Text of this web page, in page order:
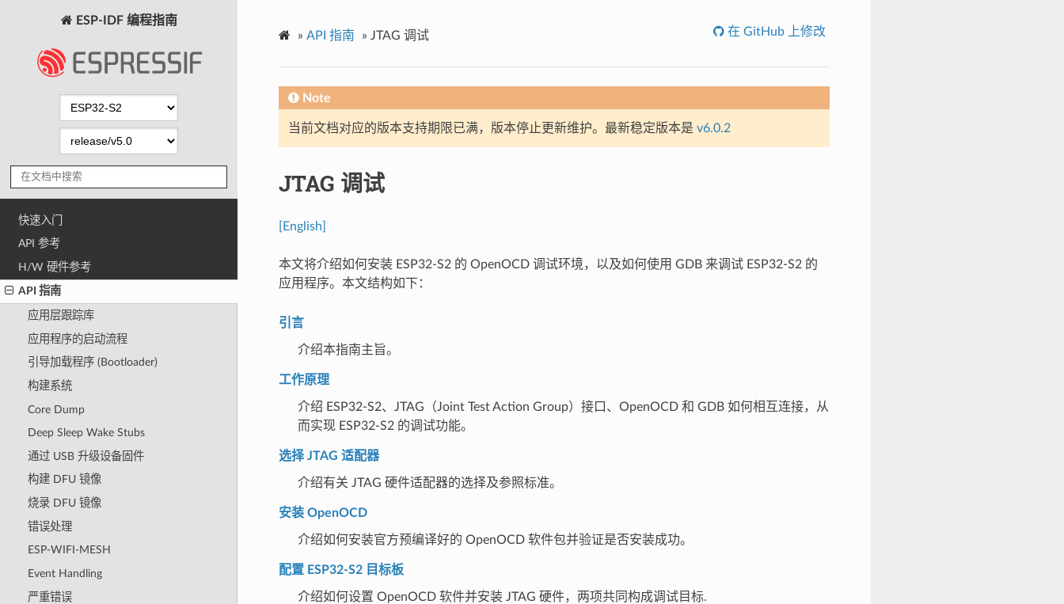
ESP-IDF 编程指南
快速入门
API 参考
H/W 硬件参考
API 指南
应用层跟踪库
应用程序的启动流程
引导加载程序 (Bootloader)
构建系统
Core Dump
Deep Sleep Wake Stubs
通过 USB 升级设备固件
构建 DFU 镜像
烧录 DFU 镜像
错误处理
ESP-WIFI-MESH
Event Handling
严重错误
» API 指南 » JTAG 调试 在 GitHub 上修改
Note
当前文档对应的版本支持期限已满，版本停止更新维护。最新稳定版本是 v6.0.2
JTAG 调试
[English]
本文将介绍如何安装 ESP32-S2 的 OpenOCD 调试环境，以及如何使用 GDB 来调试 ESP32-S2 的
应用程序。本文结构如下：
引言
介绍本指南主旨。
工作原理
介绍 ESP32-S2、JTAG（Joint Test Action Group）接口、OpenOCD 和 GDB 如何相互连接，从
而实现 ESP32-S2 的调试功能。
选择 JTAG 适配器
介绍有关 JTAG 硬件适配器的选择及参照标准。
安装 OpenOCD
介绍如何安装官方预编译好的 OpenOCD 软件包并验证是否安装成功。
配置 ESP32-S2 目标板
介绍如何设置 OpenOCD 软件并安装 JTAG 硬件，两项共同构成调试目标.